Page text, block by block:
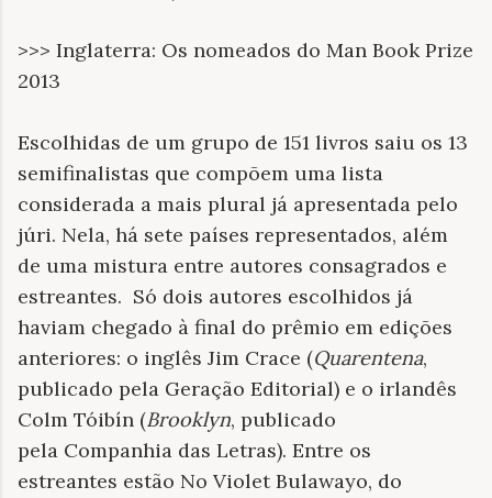
>>> Inglaterra: Os nomeados do Man Book Prize
2013
Escolhidas de um grupo de 151 livros saiu os 13
semifinalistas que compõem uma lista
considerada a mais plural já apresentada pelo
júri. Nela, há sete países representados, além
de uma mistura entre autores consagrados e
estreantes. Só dois autores escolhidos já
haviam chegado à final do prêmio em edições
anteriores: o inglês Jim Crace (Quarentena,
publicado pela Geração Editorial) e o irlandês
Colm Tóibín (Brooklyn, publicado
pela Companhia das Letras). Entre os
estreantes estão No Violet Bulawayo, do